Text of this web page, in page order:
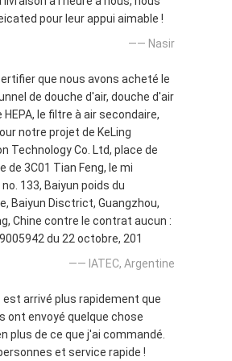
pour leur appui aimable !
—— Nasir
que nous avons acheté le
de douche d'air, douche d'air
le filtre à air secondaire,
notre projet de KeLing
Technology Co. Ltd, place de
de 3C01 Tian Feng, le mi
133, Baiyun poids du
Baiyun Disctrict, Guangzhou,
Chine contre le contrat aucun :
du 22 octobre, 201
—— IATEC, Argentine
est arrivé plus rapidement que
ont envoyé quelque chose
plus de ce que j'ai commandé.
et service rapide !